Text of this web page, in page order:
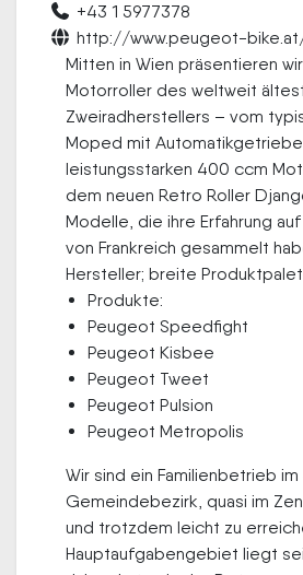
+43 1 5977378
http://www.peugeot-
Mitten in Wien präsentieren
Motorroller des weltweit
Zweiradherstellers – vom
Moped mit
leistungsstarken 400 ccm
dem neuen Retro Roller
Modelle, die ihre Erfahrung
von Frankreich gesammelt
Hersteller; breite
Produkte:
Peugeot Speedfight
Peugeot Kisbee
Peugeot Tweet
Peugeot Pulsion
Peugeot Metropolis
Wir sind ein Familienbetrieb im
Gemeindebezirk, quasi im
und trotzdem leicht zu
Hauptaufgabengebiet liegt